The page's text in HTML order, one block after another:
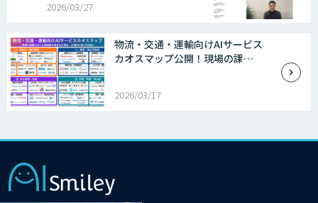
2026/03/27
物流・交通・運輸向けAIサービス
カオスマップ公開！現場の課…
2026/03/17